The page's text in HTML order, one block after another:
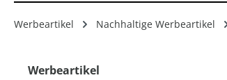
Werbeartikel Nachhaltige Werbeartikel
Werbeartikel